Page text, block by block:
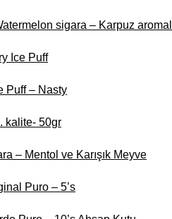
sigara – Karpuz
Ice Puff
Puff – Nasty
kalite- 50gr
– Mentol ve Karışık Meyve
Puro – 5’s